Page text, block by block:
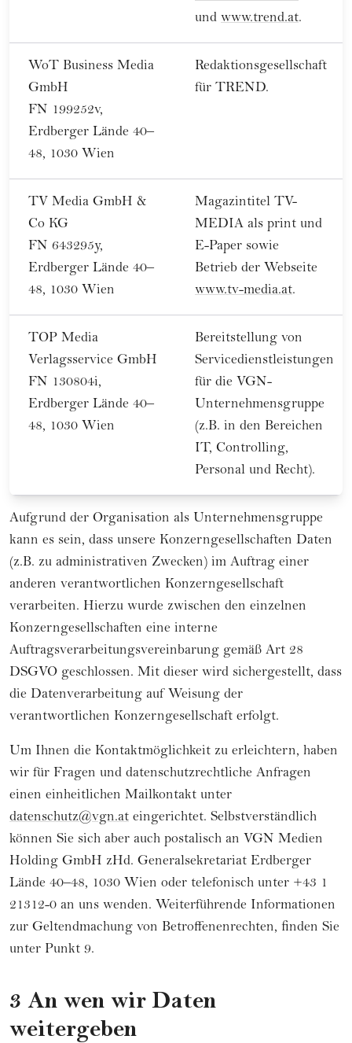
und www.trend.at.
WoT Business Media
GmbH
FN 199252v,
Erdberger Lände 40–
48, 1030 Wien
Redaktionsgesellschaft
für TREND.
TV Media GmbH &
Co KG
FN 643295y,
Erdberger Lände 40–
48, 1030 Wien
Magazintitel TV-
MEDIA als print und
E-Paper sowie
Betrieb der Webseite
www.tv-media.at.
TOP Media
Verlagsservice GmbH
FN 130804i,
Erdberger Lände 40–
48, 1030 Wien
Bereitstellung von
Servicedienstleistungen
für die VGN-
Unternehmensgruppe
(z.B. in den Bereichen
IT, Controlling,
Personal und Recht).
Aufgrund der Organisation als Unternehmensgruppe
kann es sein, dass unsere Konzerngesellschaften Daten
(z.B. zu administrativen Zwecken) im Auftrag einer
anderen verantwortlichen Konzerngesellschaft
verarbeiten. Hierzu wurde zwischen den einzelnen
Konzerngesellschaften eine interne
Auftragsverarbeitungsvereinbarung gemäß Art 28
DSGVO geschlossen. Mit dieser wird sichergestellt, dass
die Datenverarbeitung auf Weisung der
verantwortlichen Konzerngesellschaft erfolgt.
Um Ihnen die Kontaktmöglichkeit zu erleichtern, haben
wir für Fragen und datenschutzrechtliche Anfragen
einen einheitlichen Mailkontakt unter
datenschutz@vgn.at eingerichtet. Selbstverständlich
können Sie sich aber auch postalisch an VGN Medien
Holding GmbH zHd. Generalsekretariat Erdberger
Lände 40–48, 1030 Wien oder telefonisch unter +43 1
21312-0 an uns wenden. Weiterführende Informationen
zur Geltendmachung von Betroffenenrechten, finden Sie
unter Punkt 9.
3 An wen wir Daten
weitergeben